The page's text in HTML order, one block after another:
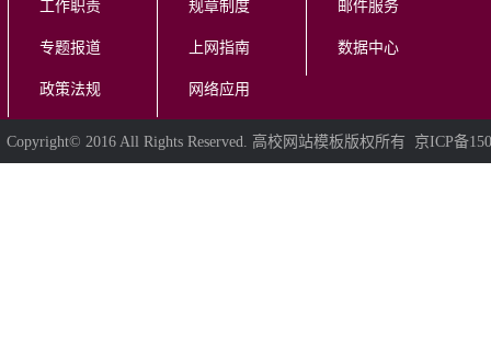
工作职责
专题报道
政策法规
规章制度
上网指南
网络应用
邮件服务
数据中心
Copyright© 2016 All Rights Reserved. 高校网站模板版权所有 京ICP备